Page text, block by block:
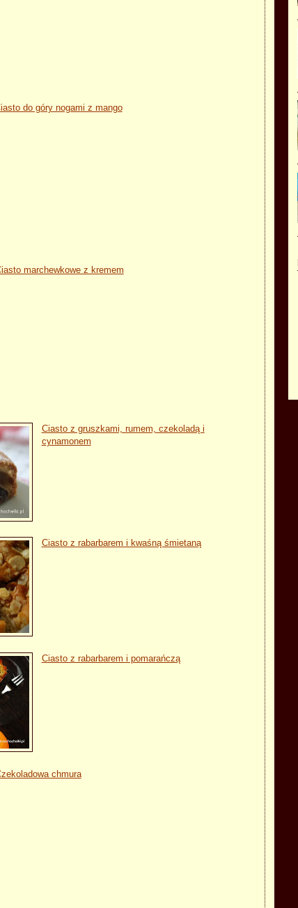
do góry nogami z mango
marchewkowe z kremem
Ciasto z gruszkami, rumem, czekoladą i
cynamonem
Ciasto z rabarbarem i kwaśną śmietaną
Ciasto z rabarbarem i pomarańczą
chmura